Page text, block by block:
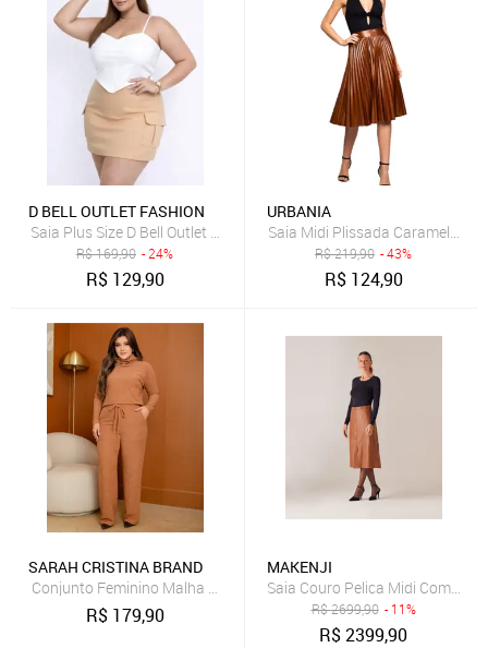
D BELL OUTLET FASHION
Saia Plus Size D Bell Outlet Fashion Cargo Caramelo
R$169,90 - 24%
R$ 129,90
URBANIA
Saia Midi Plissada Caramelo
R$219,90 - 43%
R$ 124,90
SARAH CRISTINA BRAND
Conjunto Feminino Malha Cotelê Comfy Premium Inverno Caramelo
R$ 179,90
MAKENJI
Saia Couro Pelica Midi Com
R$2699,90 - 11%
R$2399,90